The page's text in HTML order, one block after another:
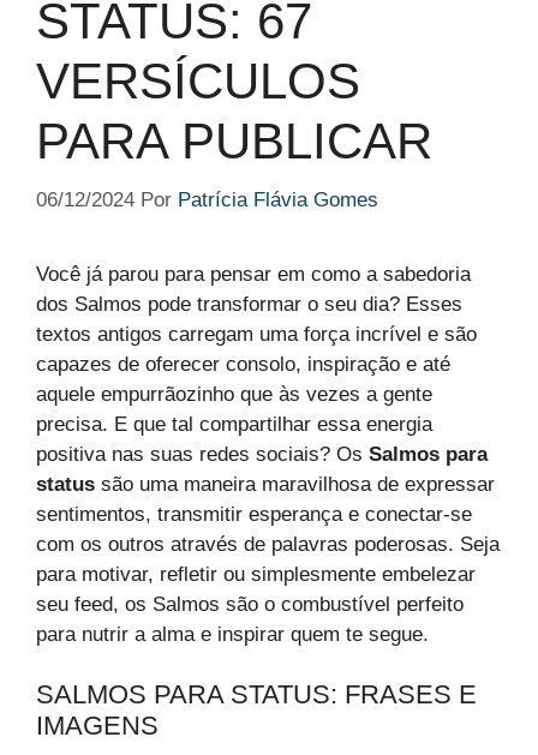
STATUS: 67
VERSÍCULOS
PARA PUBLICAR
06/12/2024 Por Patrícia Flávia Gomes
Você já parou para pensar em como a sabedoria
dos Salmos pode transformar o seu dia? Esses
textos antigos carregam uma força incrível e são
capazes de oferecer consolo, inspiração e até
aquele empurrãozinho que às vezes a gente
precisa. E que tal compartilhar essa energia
positiva nas suas redes sociais? Os Salmos para
status são uma maneira maravilhosa de expressar
sentimentos, transmitir esperança e conectar-se
com os outros através de palavras poderosas. Seja
para motivar, refletir ou simplesmente embelezar
seu feed, os Salmos são o combustível perfeito
para nutrir a alma e inspirar quem te segue.
SALMOS PARA STATUS: FRASES E
IMAGENS